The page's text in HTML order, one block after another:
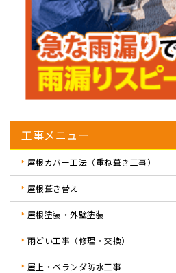
工事メニュー
屋根カバー工法（重ね葺き工事）
屋根葺き替え
屋根塗装・外壁塗装
雨どい工事（修理・交換）
屋上・ベランダ防水工事